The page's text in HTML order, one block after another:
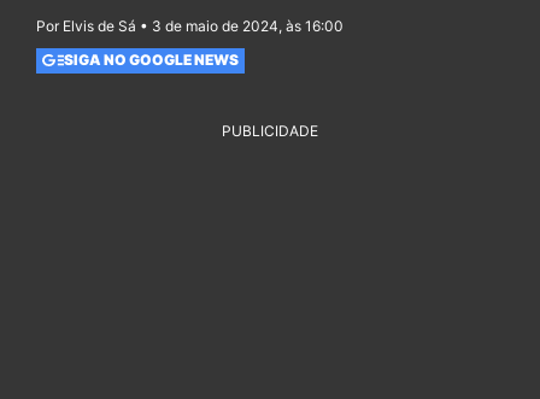
Por Elvis de Sá • 3 de maio de 2024, às 16:00
SIGA NO GOOGLE NEWS
PUBLICIDADE